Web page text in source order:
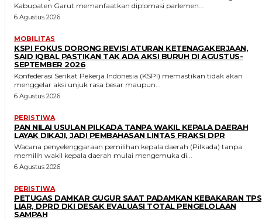
Kabupaten Garut memanfaatkan diplomasi parlemen...
6 Agustus 2026
MOBILITAS
KSPI FOKUS DORONG REVISI ATURAN KETENAGAKERJAAN,
SAID IQBAL PASTIKAN TAK ADA AKSI BURUH DI AGUSTUS-
SEPTEMBER 2026
Konfederasi Serikat Pekerja Indonesia (KSPI) memastikan tidak akan
menggelar aksi unjuk rasa besar maupun...
6 Agustus 2026
PERISTIWA
PAN NILAI USULAN PILKADA TANPA WAKIL KEPALA DAERAH
LAYAK DIKAJI, JADI PEMBAHASAN LINTAS FRAKSI DPR
Wacana penyelenggaraan pemilihan kepala daerah (Pilkada) tanpa
memilih wakil kepala daerah mulai mengemuka di...
6 Agustus 2026
PERISTIWA
PETUGAS DAMKAR GUGUR SAAT PADAMKAN KEBAKARAN TPS
LIAR, DPRD DKI DESAK EVALUASI TOTAL PENGELOLAAN
SAMPAH